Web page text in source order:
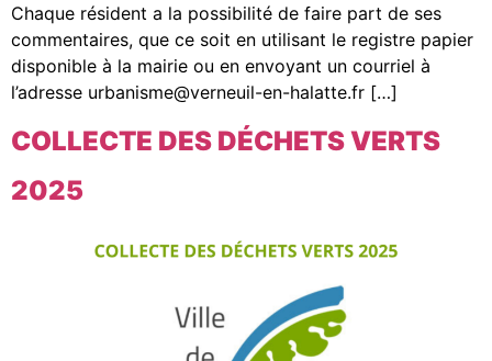
Chaque résident a la possibilité de faire part de ses
commentaires, que ce soit en utilisant le registre papier
disponible à la mairie ou en envoyant un courriel à
l’adresse urbanisme@verneuil-en-halatte.fr […]
COLLECTE DES DÉCHETS VERTS
2025